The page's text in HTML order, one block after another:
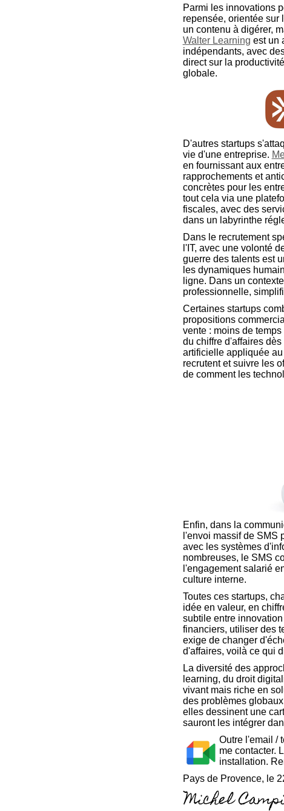
Parmi les innovations
repensée, orientée sur
un contenu à digérer,
Walter Learning est un
indépendants, avec
direct sur la
globale.
D'autres startups
vie d'une entreprise.
en fournissant aux
rapprochements et
concrètes pour les
tout cela via une
fiscales, avec des
dans un labyrinthe
Dans le recrutement
l'IT, avec une volonté
guerre des talents est
les dynamiques
ligne. Dans un
professionnelle,
Certaines startups
propositions
vente : moins de
du chiffre d'affaires
artificielle appliquée
recrutent et suivre les
de comment les
Enfin, dans la
l'envoi massif de SMS
avec les systèmes
nombreuses, le SMS
l'engagement salarié
culture interne.
Toutes ces startups,
idée en valeur, en
subtile entre
financiers, utiliser des
exige de changer
d'affaires, voilà ce qui
La diversité des
learning, du droit
vivant mais riche en
des problèmes
elles dessinent une
sauront les intégrer
Outre l'email /
me contacter.
installation.
Pays de Provence, le